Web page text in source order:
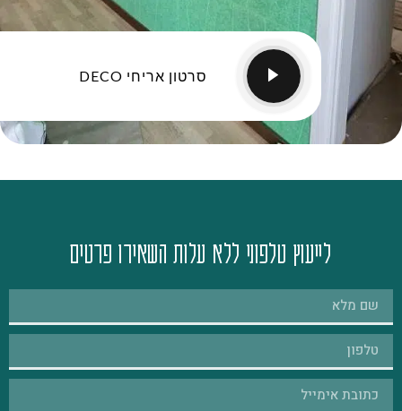
סרטון אריחי DECO
לייעוץ טלפוני ללא עלות השאירו פרטים